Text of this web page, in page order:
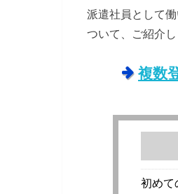
派遣社員として
ついて、ご紹介し
複数
初めて